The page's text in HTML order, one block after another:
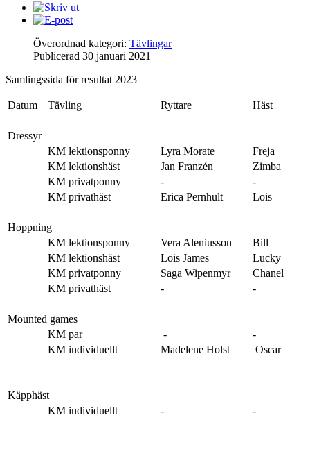
Överordnad kategori: Tävlingar
Publicerad 30 januari 2021
Samlingssida för resultat 2023
Datum Tävling Ryttare Häst
Dressyr
KM lektionsponny
Lyra Morate
Freja
KM lektionshäst
Jan Franzén
Zimba
KM privatponny
-
-
KM privathäst
Erica Pernhult Lois
Hoppning
KM lektionsponny
Vera Aleniusson
Bill
KM lektionshäst
Lois James
Lucky
KM privatponny
Saga Wipenmyr
Chanel
KM privathäst
- -
Mounted games
KM par
-
-
KM individuellt
Madelene Holst Oscar
Käpphäst
KM individuellt
- -